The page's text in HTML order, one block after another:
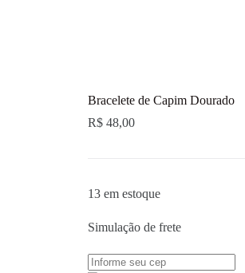
Bracelete de Capim Dourado
R$48,00
13 em estoque
Simulação de frete